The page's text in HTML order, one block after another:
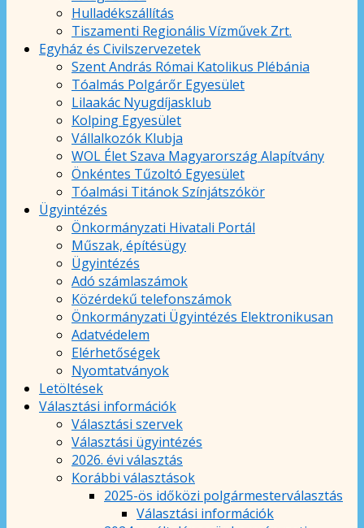
Hulladékszállítás
Tiszamenti Regionális Vízművek Zrt.
Egyház és Civilszervezetek
Szent András Római Katolikus Plébánia
Tóalmás Polgárőr Egyesület
Lilaakác Nyugdíjasklub
Kolping Egyesület
Vállalkozók Klubja
WOL Élet Szava Magyarország Alapítvány
Önkéntes Tűzoltó Egyesület
Tóalmási Titánok Színjátszókör
Ügyintézés
Önkormányzati Hivatali Portál
Műszak, építésügy
Ügyintézés
Adó számlaszámok
Közérdekű telefonszámok
Önkormányzati Ügyintézés Elektronikusan
Adatvédelem
Elérhetőségek
Nyomtatványok
Letöltések
Választási információk
Választási szervek
Választási ügyintézés
2026. évi választás
Korábbi választások
2025-ös időközi polgármesterválasztás
Választási információk